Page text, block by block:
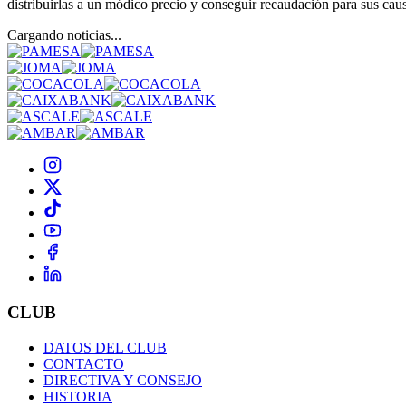
distribuirlas a un módico precio y conseguir recaudación para sus
Cargando noticias...
CLUB
DATOS DEL CLUB
CONTACTO
DIRECTIVA Y CONSEJO
HISTORIA